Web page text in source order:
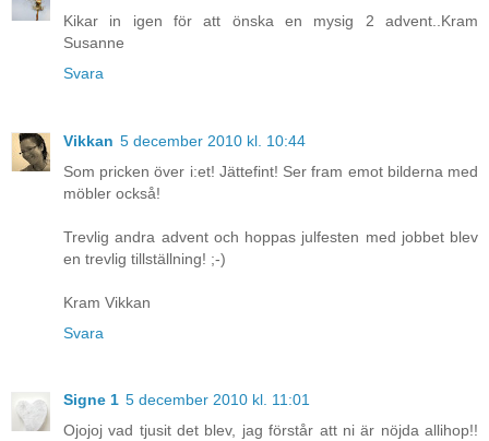
Kikar in igen för att önska en mysig 2 advent..Kram
Susanne
Svara
Vikkan 5 december 2010 kl. 10:44
Som pricken över i:et! Jättefint! Ser fram emot bilderna med
möbler också!
Trevlig andra advent och hoppas julfesten med jobbet blev
en trevlig tillställning! ;-)
Kram Vikkan
Svara
Signe 1 5 december 2010 kl. 11:01
Ojojoj vad tjusit det blev, jag förstår att ni är nöjda allihop!!